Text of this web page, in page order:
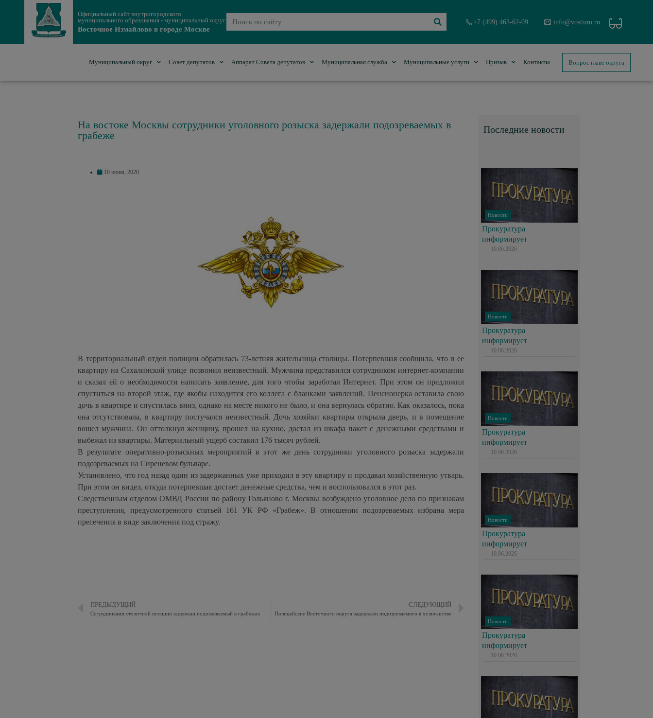
Официальный сайт внутригородского
муниципального образования - муниципальный округ
Восточное Измайлово в городе Москве
+7 (499) 463-62-09 info@vostizm.ru
Муниципальный округ Совет депутатов Аппарат Совета депутатов Муниципальная служба Муниципальные услуги Призыв Контакты Вопрос главе округа
На востоке Москвы сотрудники уголовного розыска задержали подозреваемых в
грабеже
10 июня, 2020
В территориальный отдел полиции обратилась 73-летняя жительница столицы. Потерпевшая сообщила, что в ее
квартиру на Сахалинской улице позвонил неизвестный. Мужчина представился сотрудником интернет-компании
и сказал ей о необходимости написать заявление, для того чтобы заработал Интернет. При этом он предложил
спуститься на второй этаж, где якобы находится его коллега с бланками заявлений. Пенсионерка оставила свою
дочь в квартире и спустилась вниз, однако на месте никого не было, и она вернулась обратно. Как оказалось, пока
она отсутствовала, в квартиру постучался неизвестный. Дочь хозяйки квартиры открыла дверь, и в помещение
вошел мужчина. Он оттолкнул женщину, прошел на кухню, достал из шкафа пакет с денежными средствами и
выбежал из квартиры. Материальный ущерб составил 176 тысяч рублей.
В результате оперативно-розыскных мероприятий в этот же день сотрудники уголовного розыска задержали
подозреваемых на Сиреневом бульваре.
Установлено, что год назад один из задержанных уже приходил в эту квартиру и продавал хозяйственную утварь.
При этом он видел, откуда потерпевшая достает денежные средства, чем и воспользовался в этот раз.
Следственным отделом ОМВД России по району Гольяново г. Москвы возбуждено уголовное дело по признакам
преступления, предусмотренного статьей 161 УК РФ «Грабеж». В отношении подозреваемых избрана мера
пресечения в виде заключения под стражу.
ПРЕДЫДУЩИЙ
Сотрудниками столичной полиции задержан подозреваемый в грабежах
СЛЕДУЮЩИЙ
Полицейские Восточного округа задержали подозреваемого в хулиганстве
Последние новости
Новости
Прокуратура
информирует
10.06.2026
Новости
Прокуратура
информирует
10.06.2026
Новости
Прокуратура
информирует
10.06.2026
Новости
Прокуратура
информирует
10.06.2026
Новости
Прокуратура
информирует
10.06.2026